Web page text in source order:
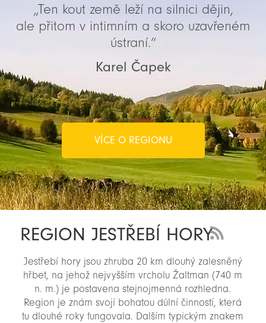
„Ten kout země leží na silnici dějin,
ale přitom v intimním a skoro uzavřeném
ústraní.“
Karel Čapek
VÍCE O REGIONU
REGION JESTŘEBÍ HORY
Feed
novinky
Jestřebí hory jsou zhruba 20 km dlouhý zalesněný
hřbet, na jehož nejvyšším vrcholu Žaltman (740 m
n. m.) je postavena stejnojmenná rozhledna.
Region je znám svojí bohatou důlní činností, která
tu dlouhé roky fungovala. Dalším typickým znakem